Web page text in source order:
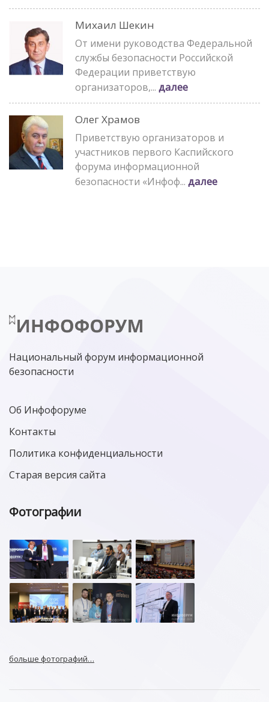
Михаил Шекин
От имени руководства Федеральной
службы безопасности Российской
Федерации приветствую
организаторов,... далее
Олег Храмов
Приветствую организаторов и
участников первого Каспийского
форума информационной
безопасности «Инфоф... далее
Национальный форум информационной
безопасности
Об Инфофоруме
Контакты
Политика конфиденциальности
Старая версия сайта
Фотографии
больше фотографий…